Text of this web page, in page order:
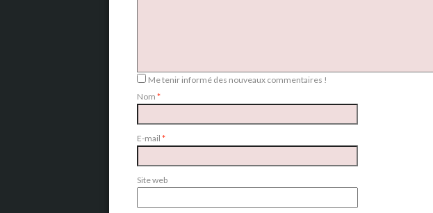
Me tenir informé des nouveaux commentaires !
Nom *
E-mail *
Site web